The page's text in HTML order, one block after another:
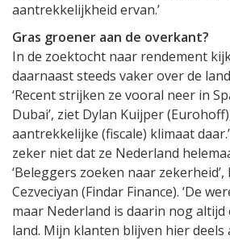
aantrekkelijkheid ervan.’
Gras groener aan de overkant?
In de zoektocht naar rendement
daarnaast steeds vaker over de
‘Recent strijken ze vooral neer in
Dubai’, ziet Dylan Kuijper
aantrekkelijke (fiscale) klimaat
zeker niet dat ze Nederland
‘Beleggers zoeken naar
Cezveciyan (Findar Finance). ‘De
maar Nederland is daarin nog
land. Mijn klanten blijven hier